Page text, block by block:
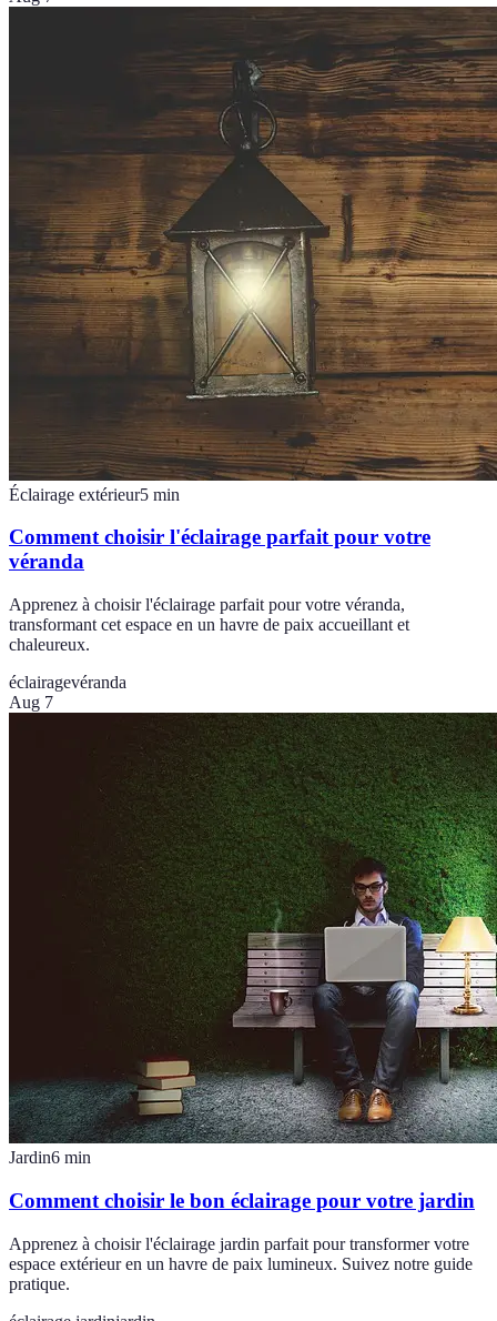
Éclairage extérieur5 min
Comment choisir l'éclairage parfait pour votre
véranda
Apprenez à choisir l'éclairage parfait pour votre véranda,
transformant cet espace en un havre de paix accueillant et
chaleureux.
éclairagevéranda
Aug 7
Jardin6 min
Comment choisir le bon éclairage pour votre jardin
Apprenez à choisir l'éclairage jardin parfait pour transformer votre
espace extérieur en un havre de paix lumineux. Suivez notre guide
pratique.